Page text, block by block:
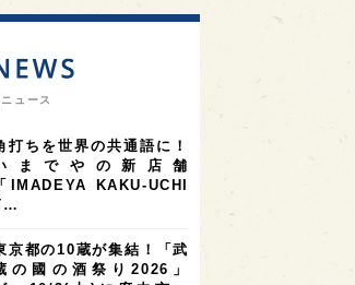
岐阜県 13
9
滋賀県 7 和歌山県 6
6 高知県 5 島根県 5
神奈川県 4
ュース
打ちを世界の共通語に！
までやの新店舗
「IMADEYA KAKU-UCHI
京都の10蔵が集結！「武
の國の酒祭り2026」